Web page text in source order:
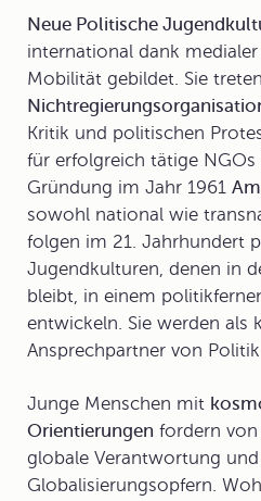
Neue Politische
international dank
Mobilität gebildet. Sie
Kritik und politischen
für erfolgreich tätige NGOs
Gründung im Jahr 1961
sowohl national wie
folgen im 21. Jahrhundert
Jugendkulturen, denen in
bleibt, in einem
entwickeln. Sie werden als
Ansprechpartner von
Junge Menschen mit
Orientierungen fordern von
globale Verantwortung
Globalisierungsopfern.